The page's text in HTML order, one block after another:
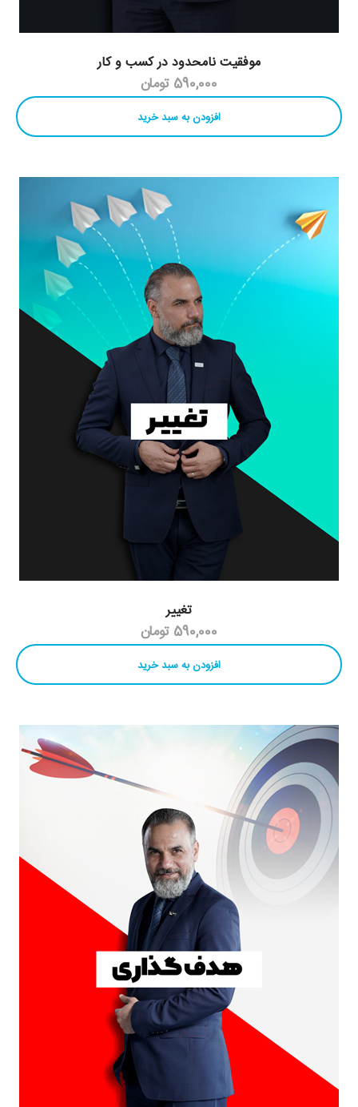
موفقیت نامحدود در کسب و کار
590,000 تومان
افزودن به سبد خرید
تغییر
590,000 تومان
افزودن به سبد خرید